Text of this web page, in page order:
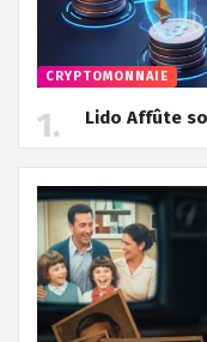
CRYPTOMONNAIE
Lido Affûte